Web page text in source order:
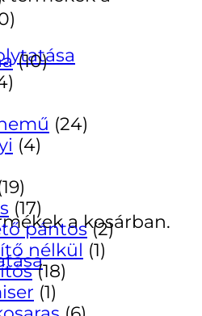
a kosárban.
(10)
(24)
(4)
(17)
pántos (2)
nélkül (1)
(18)
(1)